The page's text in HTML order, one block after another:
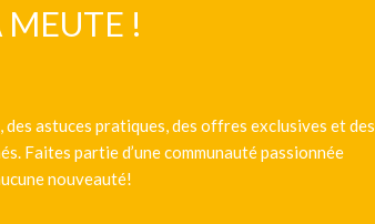
MEUTE !
des astuces pratiques, des offres exclusives et des
Faites partie d’une communauté passionnée
nouveauté!